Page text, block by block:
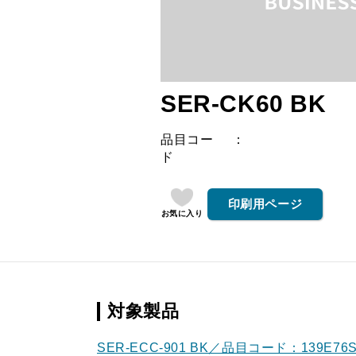
SER-CK60 BK
品目コー
ド
お気に入り
印刷用ページ
対象製品
SER-ECC-901 BK／品目コード：